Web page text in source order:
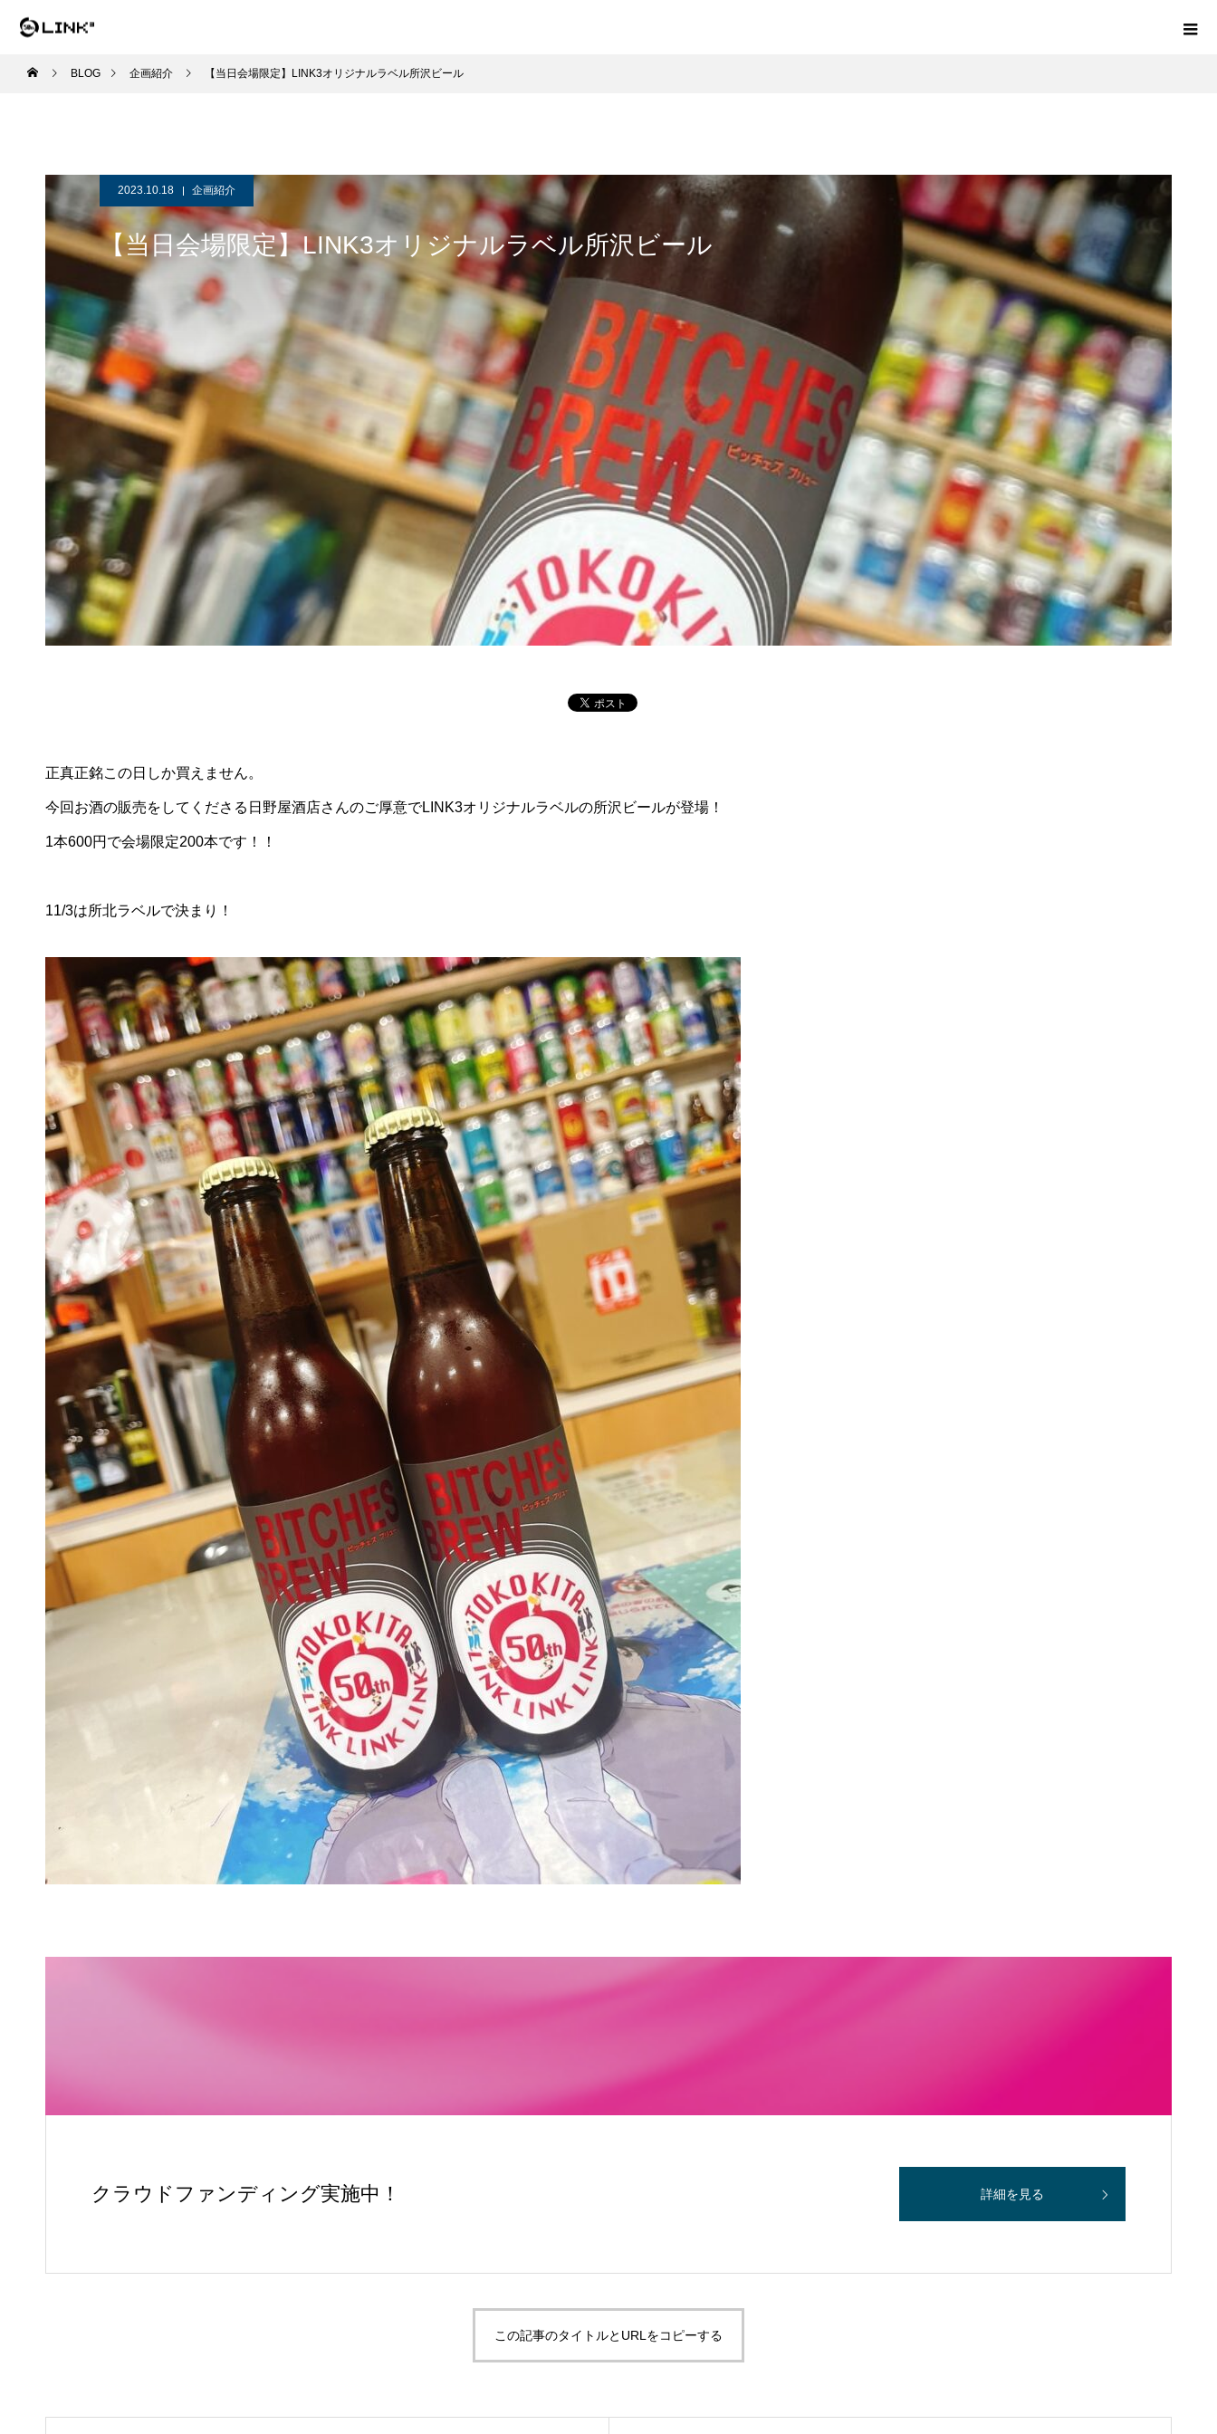
BLOG 企画紹介 【当日会場限定】LINK3オリジナルラベル所沢ビール
2023.10.18 企画紹介
【当日会場限定】LINK3オリジナルラベル所沢ビール
正真正銘この日しか買えません。
今回お酒の販売をしてくださる日野屋酒店さんのご厚意でLINK3オリジナルラベルの所沢ビールが登場！
1本600円で会場限定200本です！！
11/3は所北ラベルで決まり！
クラウドファンディング実施中！ 詳細を見る
この記事のタイトルとURLをコピーする